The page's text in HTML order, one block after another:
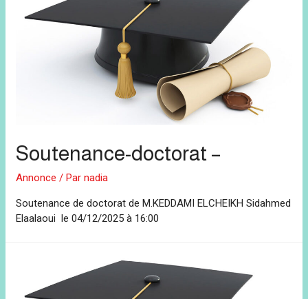
Soutenance-doctorat –
Annonce / Parnadia
Soutenance de doctorat de M.KEDDAMI ELCHEIKH Sidahmed
Elaalaoui le 04/12/2025 à 16:00